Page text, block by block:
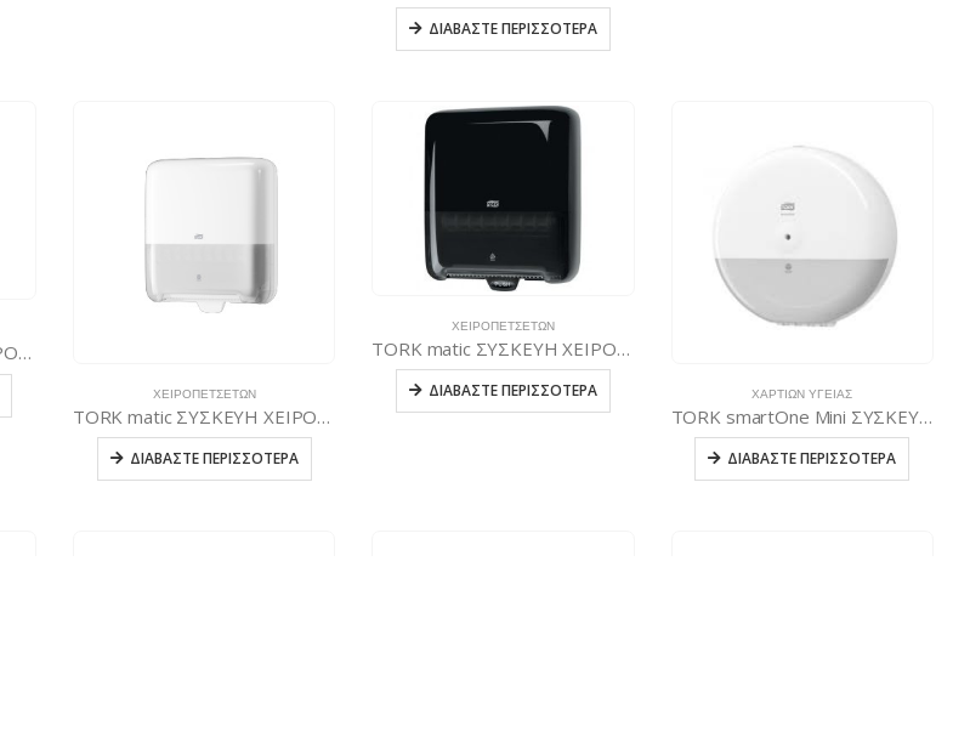
ΔΙΑΒΆΣΤΕ ΠΕΡΙΣΣΌΤΕΡΑ
TORK Matic ΣΥΣΚΕΥΗ ΧΕΙΡΟΠΕΤΣΕΤΑΣ ΡΟΛΟΥ ΜΕ Intuition Sensor inox
ΧΕΙΡΟΠΕΤΣΈΤΩΝ
TORK matic ΣΥΣΚΕΥΗ ΧΕΙΡΟΠΕΤΣΕΤΑΣ ΣΕ ΡΟΛΟΥ ΜΕ intuition sensor ΛΕΥΚΗ
ΔΙΑΒΆΣΤΕ ΠΕΡΙΣΣΌΤΕΡΑ
ΧΕΙΡΟΠΕΤΣΈΤΩΝ
TORK matic ΣΥΣΚΕΥΗ ΧΕΙΡΟΠΕΤΣΕΤΑΣ ΣΕ ΡΟΛΟΥ ΜΕ intuition sensor ΜΑΥΡΗ
ΔΙΑΒΆΣΤΕ ΠΕΡΙΣΣΌΤΕΡΑ ΧΑΡΤΙΏΝ ΥΓΕΊΑΣ
TORK smartOne Mini ΣΥΣΚΕΥΗ ΡΟΛΟΥ ΥΓΕΙΑΣ ΛΕΥΚΗ
ΔΙΑΒΆΣΤΕ ΠΕΡΙΣΣΌΤΕΡΑ